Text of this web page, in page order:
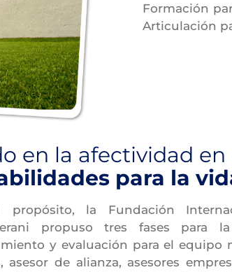
Formación
Articulación
en la afectividad
para la
la Fundación
propuso tres fases para
y evaluación para el equipo
asesor de alianza, asesores